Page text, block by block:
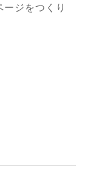
ジをつくり